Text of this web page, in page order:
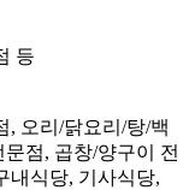
등
, 오리/닭요리/탕/백
점, 곱창/양구이 전
내식당, 기사식당,